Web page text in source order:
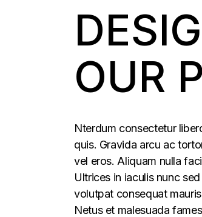
OUR
Nterdum consectetur
quis. Gravida arcu ac
vel eros. Aliquam nulla
Ultrices in iaculis nunc
volutpat consequat
Netus et malesuada